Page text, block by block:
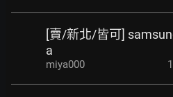
[賣/新北/皆可]
a
miya000